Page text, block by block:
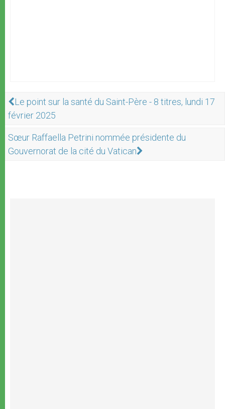
Le point sur la santé du Saint-Père - 8 titres, lundi 17
février 2025
Sœur Raffaella Petrini nommée présidente du
Gouvernorat de la cité du Vatican